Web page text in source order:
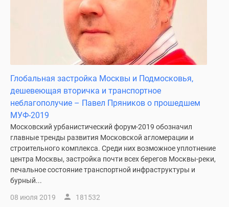
Контакты
Реклама
сайте
Дзен
Машино-
места
Апартаменты
Глобальная застройка Москвы и Подмосковья,
дешевеющая вторичка и транспортное
неблагополучие – Павел Пряников о прошедшем
МУФ-2019
Московский урбанистический форум-2019 обозначил
главные тренды развития Московской агломерации и
строительного комплекса. Среди них возможное уплотнение
центра Москвы, застройка почти всех берегов Москвы-реки,
печальное состояние транспортной инфраструктуры и
бурный...
08 июля 2019 181532